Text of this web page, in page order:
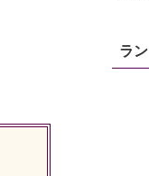
ラ